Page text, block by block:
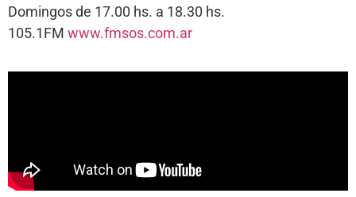
Domingos de 17.00 hs. a 18.30 hs.
105.1FM www.fmsos.com.ar